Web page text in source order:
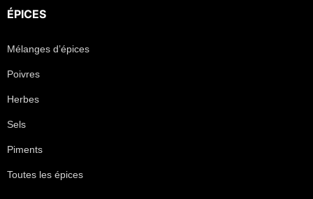
ÉPICES
Mélanges d’épices
Poivres
Herbes
Sels
Piments
Toutes les épices